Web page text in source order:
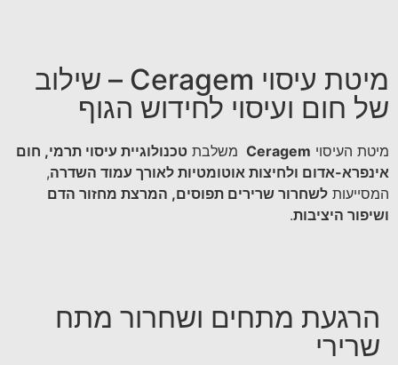
מיטת עיסוי Ceragem – שילוב
של חום ועיסוי לחידוש הגוף
מיטת העיסוי Ceragem משלבת טכנולוגיית עיסוי תרמי, חום
אינפרא-אדום ולחיצות אוטומטיות לאורך עמוד השדרה,
המסייעות לשחרור שרירים תפוסים, המרצת מחזור הדם
ושיפור היציבות.
הרגעת מתחים ושחרור מתח
שרירי